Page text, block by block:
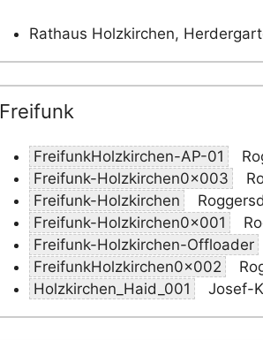
Rathaus Holzkirchen,
Freifunk
FreifunkHolzkirchen-AP-01
Freifunk-Holzkirchen0x003
Freifunk-Holzkirchen
Freifunk-Holzkirchen0x001
Freifunk-Holzkirchen-Offloader
FreifunkHolzkirchen0x002
Holzkirchen_Haid_001
Josef-